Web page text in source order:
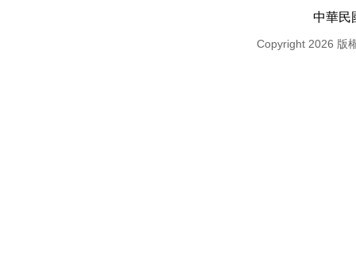
中華民
Copyright 2026 版